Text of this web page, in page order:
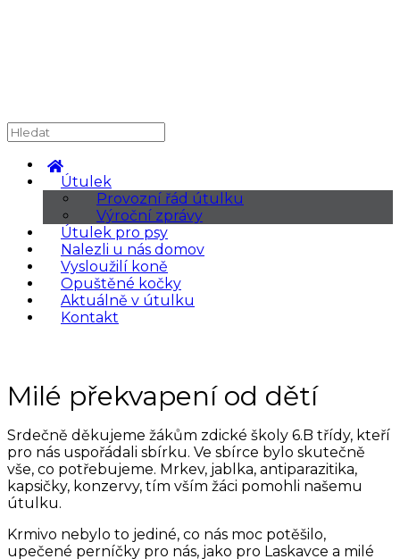
Útulek
Provozní řád útulku
Výroční zprávy
Útulek pro psy
Nalezli u nás domov
Vysloužilí koně
Opuštěné kočky
Aktuálně v útulku
Kontakt
Milé překvapení od dětí
Srdečně děkujeme žákům zdické školy 6.B třídy, kteří
pro nás uspořádali sbírku. Ve sbírce bylo skutečně
vše, co potřebujeme. Mrkev, jablka, antiparazitika,
kapsičky, konzervy, tím vším žáci pomohli našemu
útulku.
Krmivo nebylo to jediné, co nás moc potěšilo,
upečené perníčky pro nás, jako pro Laskavce a milé